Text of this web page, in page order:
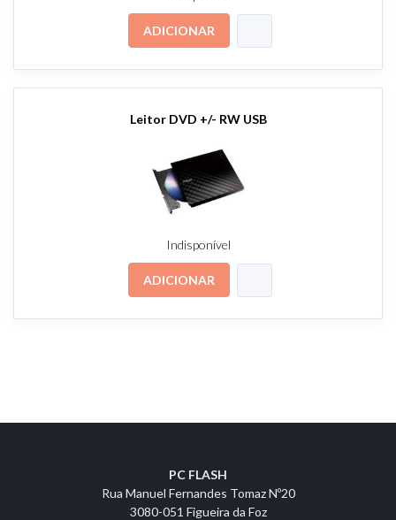
ADICIONAR
Leitor DVD +/- RW USB
Indisponível
ADICIONAR
PC FLASH
Rua Manuel Fernandes Tomaz Nº20
3080-051 Figueira da Foz